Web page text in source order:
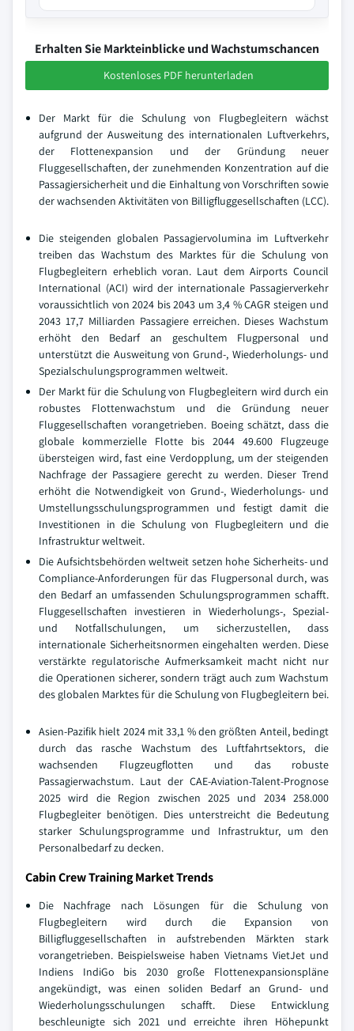
Erhalten Sie Markteinblicke und Wachstumschancen
Kostenloses PDF herunterladen
Der Markt für die Schulung von Flugbegleitern wächst
aufgrund der Ausweitung des internationalen Luftverkehrs,
der Flottenexpansion und der Gründung neuer
Fluggesellschaften, der zunehmenden Konzentration auf die
Passagiersicherheit und die Einhaltung von Vorschriften sowie
der wachsenden Aktivitäten von Billigfluggesellschaften (LCC).
Die steigenden globalen Passagiervolumina im Luftverkehr
treiben das Wachstum des Marktes für die Schulung von
Flugbegleitern erheblich voran. Laut dem Airports Council
International (ACI) wird der internationale Passagierverkehr
voraussichtlich von 2024 bis 2043 um 3,4 % CAGR steigen und
2043 17,7 Milliarden Passagiere erreichen. Dieses Wachstum
erhöht den Bedarf an geschultem Flugpersonal und
unterstützt die Ausweitung von Grund-, Wiederholungs- und
Spezialschulungsprogrammen weltweit.
Der Markt für die Schulung von Flugbegleitern wird durch ein
robustes Flottenwachstum und die Gründung neuer
Fluggesellschaften vorangetrieben. Boeing schätzt, dass die
globale kommerzielle Flotte bis 2044 49.600 Flugzeuge
übersteigen wird, fast eine Verdopplung, um der steigenden
Nachfrage der Passagiere gerecht zu werden. Dieser Trend
erhöht die Notwendigkeit von Grund-, Wiederholungs- und
Umstellungsschulungsprogrammen und festigt damit die
Investitionen in die Schulung von Flugbegleitern und die
Infrastruktur weltweit.
Die Aufsichtsbehörden weltweit setzen hohe Sicherheits- und
Compliance-Anforderungen für das Flugpersonal durch, was
den Bedarf an umfassenden Schulungsprogrammen schafft.
Fluggesellschaften investieren in Wiederholungs-, Spezial-
und Notfallschulungen, um sicherzustellen, dass
internationale Sicherheitsnormen eingehalten werden. Diese
verstärkte regulatorische Aufmerksamkeit macht nicht nur
die Operationen sicherer, sondern trägt auch zum Wachstum
des globalen Marktes für die Schulung von Flugbegleitern bei.
Asien-Pazifik hielt 2024 mit 33,1 % den größten Anteil, bedingt
durch das rasche Wachstum des Luftfahrtsektors, die
wachsenden Flugzeugflotten und das robuste
Passagierwachstum. Laut der CAE-Aviation-Talent-Prognose
2025 wird die Region zwischen 2025 und 2034 258.000
Flugbegleiter benötigen. Dies unterstreicht die Bedeutung
starker Schulungsprogramme und Infrastruktur, um den
Personalbedarf zu decken.
Cabin Crew Training Market Trends
Die Nachfrage nach Lösungen für die Schulung von
Flugbegleitern wird durch die Expansion von
Billigfluggesellschaften in aufstrebenden Märkten stark
vorangetrieben. Beispielsweise haben Vietnams VietJet und
Indiens IndiGo bis 2030 große Flottenexpansionspläne
angekündigt, was einen soliden Bedarf an Grund- und
Wiederholungsschulungen schafft. Diese Entwicklung
beschleunigte sich 2021 und erreichte ihren Höhepunkt